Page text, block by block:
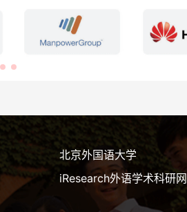
北京外国语大学
iResearch外语学术科研网